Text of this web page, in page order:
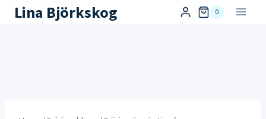
SkipLina Björkskog 0